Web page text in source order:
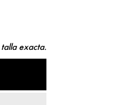
exacta.